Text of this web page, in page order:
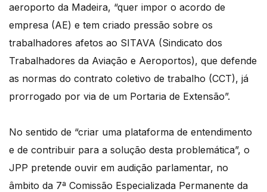
aeroporto da Madeira, “quer impor o acordo de
empresa (AE) e tem criado pressão sobre os
trabalhadores afetos ao SITAVA (Sindicato dos
Trabalhadores da Aviação e Aeroportos), que defende
as normas do contrato coletivo de trabalho (CCT), já
prorrogado por via de um Portaria de Extensão”.
No sentido de “criar uma plataforma de entendimento
e de contribuir para a solução desta problemática”, o
JPP pretende ouvir em audição parlamentar, no
âmbito da 7ª Comissão Especializada Permanente da